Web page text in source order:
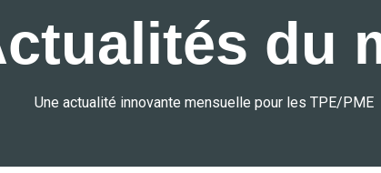
du
Une actualité innovante mensuelle pour les TPE/PME